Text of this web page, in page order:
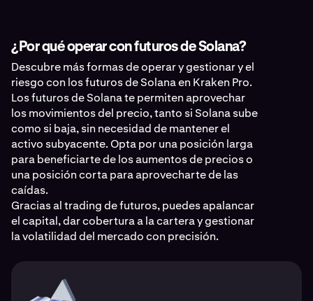
¿Por qué operar con futuros de Solana?
Descubre más formas de operar y gestionar y el
riesgo con los futuros de Solana en Kraken Pro.
Los futuros de Solana te permiten aprovechar
los movimientos del precio, tanto si Solana sube
como si baja, sin necesidad de mantener el
activo subyacente. Opta por una posición larga
para beneficiarte de los aumentos de precios o
una posición corta para aprovecharte de las
caídas.
Gracias al trading de futuros, puedes apalancar
el capital, dar cobertura a la cartera y gestionar
la volatilidad del mercado con precisión.